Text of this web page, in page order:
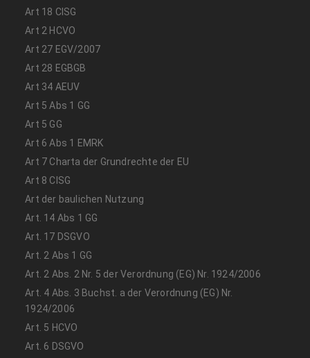
Art 18 CISG
Art 2 HCVO
Art 27 EGV/2007
Art 28 EGBGB
Art 34 AEUV
Art 5 Abs 1 GG
Art 5 GG
Art 6 Abs 1 EMRK
Art 7 Charta der Grundrechte der EU
Art 8 CISG
Art der baulichen Nutzung
Art. 14 Abs 1 GG
Art. 17 DSGVO
Art. 2 Abs 1 GG
Art. 2 Abs. 2 Nr. 5 der Verordnung (EG) Nr. 1924/2006
Art. 4 Abs. 3 Buchst. a der Verordnung (EG) Nr.
1924/2006
Art. 5 HCVO
Art. 6 DSGVO